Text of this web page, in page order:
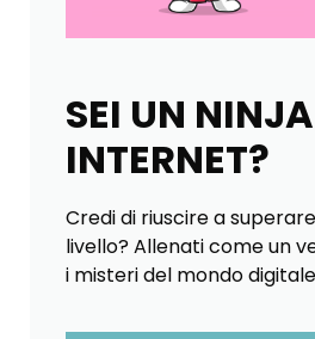
SEI UN
INTERNET?
Credi di riuscire a
livello? Allenati come un
i misteri del mondo